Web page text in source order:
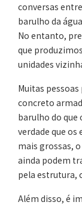
conversas
barulho da
No entanto,
que
unidades
Muitas
concreto
barulho do que
verdade que
mais grossas,
ainda podem
pela estrutura,
Além disso, é